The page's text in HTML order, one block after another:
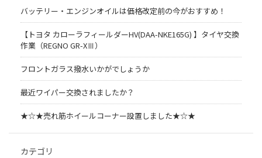
バッテリー・エンジンオイルは価格改定前の今がおすすめ！
【トヨタ カローラフィールダーHV(DAA-NKE165G) 】タイヤ交換
作業（REGNO GR-XⅢ）
フロントガラス撥水いかがでしょうか
最近ワイパー交換されましたか？
★☆★売れ筋ホイールコーナー設置しました★☆★
カテゴリ